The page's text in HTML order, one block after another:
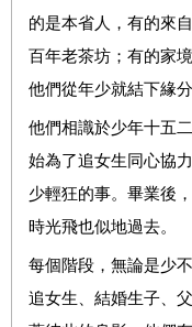
的是本省人，有的來
百年老茶坊；有的家
他們從年少就結下緣分
他們相識於少年十五
始為了追女生同心協
少輕狂的事。畢業後
時光飛也似地過去。
每個階段，無論是少
追女生、結婚生子、